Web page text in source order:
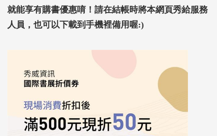
就能享有購書優惠唷！請在結帳時將本網頁秀給服務
人員，也可以下載到手機裡備用喔:)